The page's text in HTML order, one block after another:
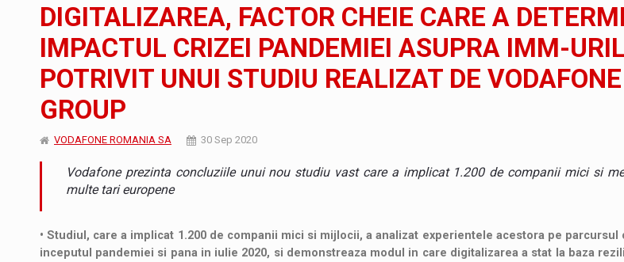
STIRI JAECOO 5 SHS-H a ajuns in Romania
ARTICOLE Proteinmaxxing and the Future of Protein Demand
DIGITALIZAREA, FACTOR CHEIE CARE A
IMPACTUL CRIZEI PANDEMIEI ASUPRA IMM-
POTRIVIT UNUI STUDIU REALIZAT DE VODAFONE
GROUP
VODAFONE ROMANIA SA 30 Sep 2020
Vodafone prezinta concluziile unui nou studiu vast care a implicat 1.200 de companii mici si
multe tari europene
• Studiul, care a implicat 1.200 de companii mici si mijlocii, a analizat experientele acestora pe parcursul
inceputul pandemiei si pana in iulie 2020, si demonstreaza modul in care digitalizarea a stat la baza